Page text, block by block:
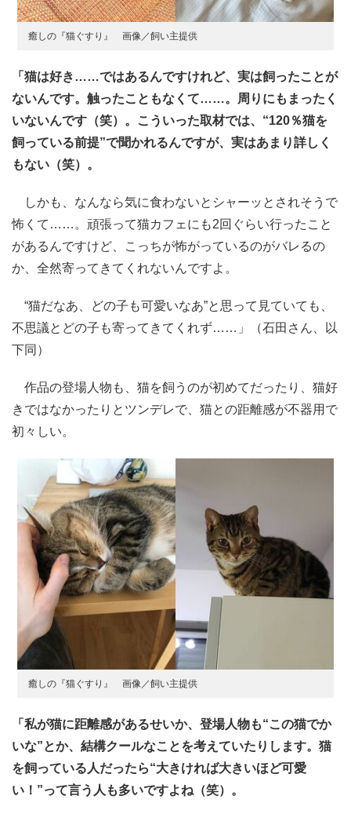
癒しの『猫ぐすり』 画像／飼い主提供
「猫は好き……ではあるんですけれど、実は飼ったことが
ないんです。触ったこともなくて……。周りにもまったく
いないんです（笑）。こういった取材では、“120％猫を
飼っている前提”で聞かれるんですが、実はあまり詳しく
もない（笑）。
しかも、なんなら気に食わないとシャーッとされそうで
怖くて……。頑張って猫カフェにも2回ぐらい行ったこと
があるんですけど、こっちが怖がっているのがバレるの
か、全然寄ってきてくれないんですよ。
“猫だなあ、どの子も可愛いなあ”と思って見ていても、
不思議とどの子も寄ってきてくれず……」（石田さん、以
下同）
作品の登場人物も、猫を飼うのが初めてだったり、猫好
きではなかったりとツンデレで、猫との距離感が不器用で
初々しい。
癒しの『猫ぐすり』 画像／飼い主提供
「私が猫に距離感があるせいか、登場人物も“この猫でか
いな”とか、結構クールなことを考えていたりします。猫
を飼っている人だったら“大きければ大きいほど可愛
い！”って言う人も多いですよね（笑）。